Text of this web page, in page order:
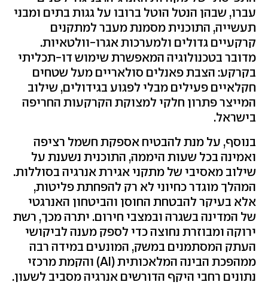
עברו, שבהן הנטל הוטל ברובו על גגות בתים ומבני
תעשייה, התוכנית מסמנת מעבר למתקנים
קרקעיים גדולים ולמערכות אגרו-וולטאיות.
מדובר בטכנולוגיה המאפשרת שימוש דו-תכליתי
בקרקע: הצבת פאנלים סולאריים מעל שטחים
חקלאיים פעילים מבלי לפגוע בגידולים, שילוב
המייצר פתרון חלקי למצוקת הקרקעות החריפה
בישראל.
בנוסף, על מנת להבטיח אספקת חשמל רציפה
ואמינה בכל שעות היממה, התוכנית נשענת על
שילוב מאסיבי של מתקני אגירת אנרגיה בסוללות.
המהלך מוגדר כחיוני לא רק להפחתת פליטות,
אלא בעיקר להבטחת החוסן והביטחון האנרגטי
של המדינה בשגרה ובמצבי חירום. יתרה מכך, רשת
ירוקה ומבוזרת נחוצה כדי לספק מענה לביקושי
העתק המסתמנים במשק, המונעים במידה רבה
ממהפכת הבינה המלאכותית (AI) והקמת מרכזי
נתונים רחבי היקף הדורשים אנרגיה מסביב לשעון.